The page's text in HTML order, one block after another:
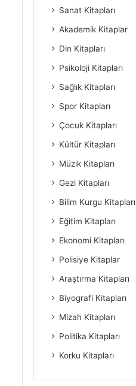
Sanat Kitapları
Akademik Kitaplar
Din Kitapları
Psikoloji Kitapları
Sağlık Kitapları
Spor Kitapları
Çocuk Kitapları
Kültür Kitapları
Müzik Kitapları
Gezi Kitapları
Bilim Kurgu Kitapları
Eğitim Kitapları
Ekonomi Kitapları
Polisiye Kitaplar
Araştırma Kitapları
Biyografi Kitapları
Mizah Kitapları
Politika Kitapları
Korku Kitapları